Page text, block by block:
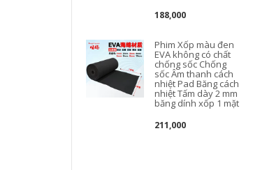
188,000
Phim Xốp màu đen
EVA không có chất
chống sốc Chống
sốc Âm thanh cách
nhiệt Pad Băng cách
nhiệt Tấm dày 2 mm
băng dính xốp 1 mặt
211,000